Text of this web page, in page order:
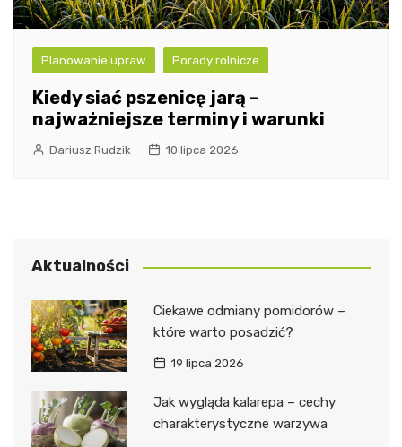
Planowanie upraw Porady rolnicze
Kiedy siać pszenicę jarą –
najważniejsze terminy i warunki
Dariusz Rudzik 10 lipca 2026
Aktualności
Ciekawe odmiany pomidorów –
które warto posadzić?
19 lipca 2026
Jak wygląda kalarepa – cechy
charakterystyczne warzywa